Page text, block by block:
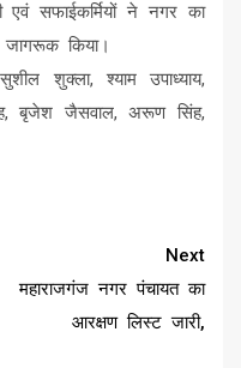
एवं सफाईकर्मियों ने नगर का
किया।
शुक्ला, श्याम उपाध्याय,
बृजेश जैसवाल, अरूण सिंह,
Next
महाराजगंज नगर पंचायत का
आरक्षण लिस्ट जारी,